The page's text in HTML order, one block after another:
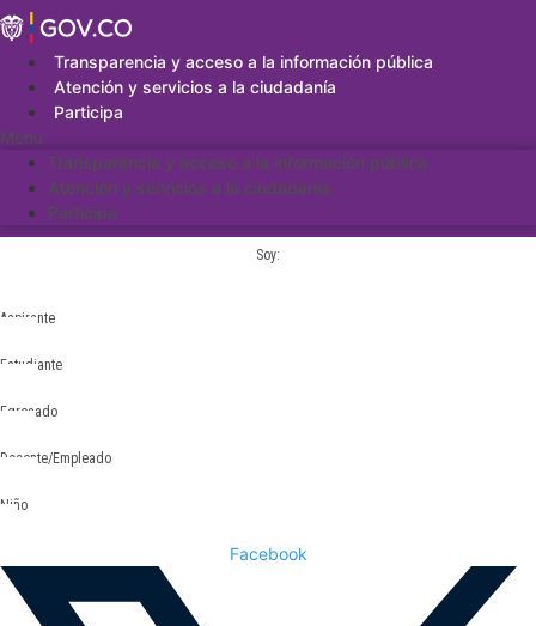
Saltar
al
contenidoTransparencia y acceso a la información pública
Atención y servicios a la ciudadanía
Participa
Menu
Transparencia y acceso a la información pública
Atención y servicios a la ciudadanía
Participa
Soy:
Aspirante
Estudiante
Egresado
Docente/Empleado
Niño
Facebook